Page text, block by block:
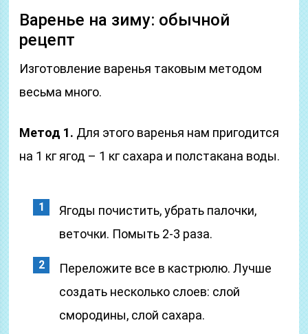
Варенье на зиму: обычной
рецепт
Изготовление варенья таковым методом
весьма много.
Метод 1. Для этого варенья нам пригодится
на 1 кг ягод – 1 кг сахара и полстакана воды.
Ягоды почистить, убрать палочки,
веточки. Помыть 2-3 раза.
Переложите все в кастрюлю. Лучше
создать несколько слоев: слой
смородины, слой сахара.